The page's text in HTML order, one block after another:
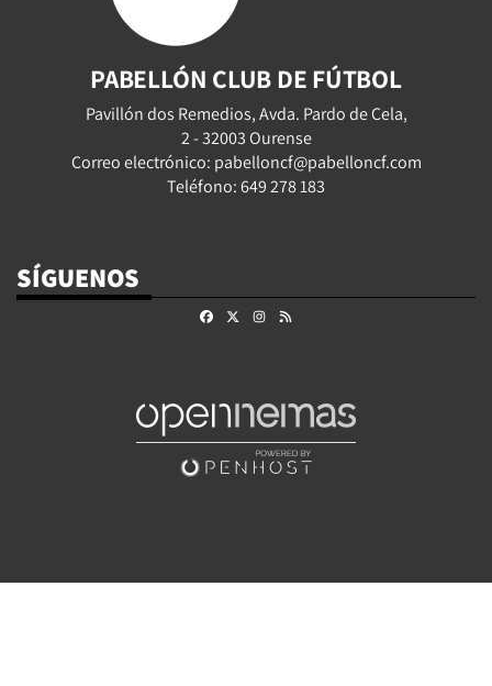
PABELLÓN CLUB DE FÚTBOL
Pavillón dos Remedios, Avda. Pardo de Cela,
2 - 32003 Ourense
Correo electrónico: pabelloncf@pabelloncf.com
Teléfono: 649 278 183
SÍGUENOS
FacebookInstagram